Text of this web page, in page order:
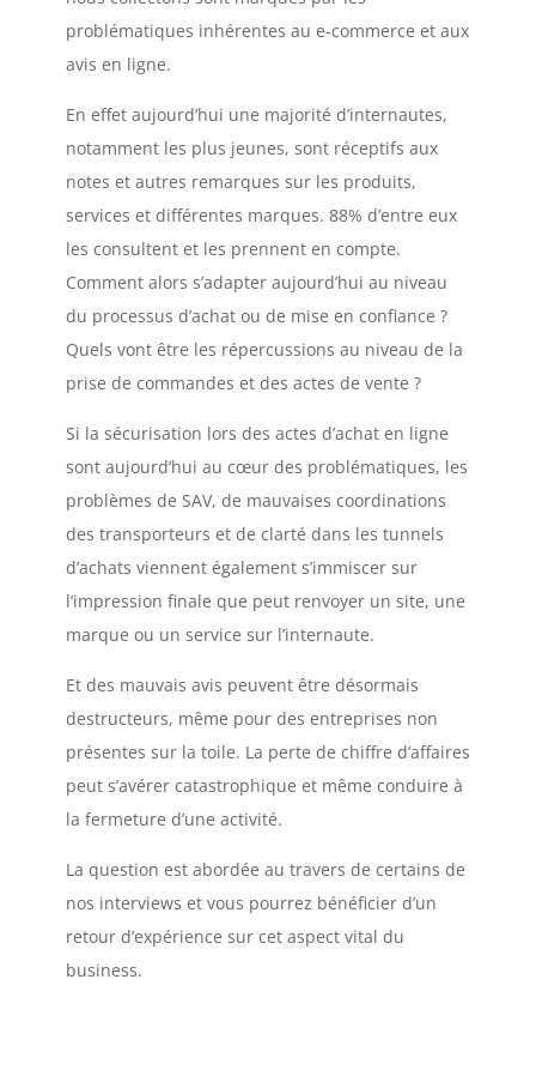
problématiques inhérentes au e-commerce et aux
avis en ligne.
En effet aujourd’hui une majorité d’internautes,
notamment les plus jeunes, sont réceptifs aux
notes et autres remarques sur les produits,
services et différentes marques. 88% d’entre eux
les consultent et les prennent en compte.
Comment alors s’adapter aujourd’hui au niveau
du processus d’achat ou de mise en confiance ?
Quels vont être les répercussions au niveau de la
prise de commandes et des actes de vente ?
Si la sécurisation lors des actes d’achat en ligne
sont aujourd’hui au cœur des problématiques, les
problèmes de SAV, de mauvaises coordinations
des transporteurs et de clarté dans les tunnels
d’achats viennent également s’immiscer sur
l’impression finale que peut renvoyer un site, une
marque ou un service sur l’internaute.
Et des mauvais avis peuvent être désormais
destructeurs, même pour des entreprises non
présentes sur la toile. La perte de chiffre d’affaires
peut s’avérer catastrophique et même conduire à
la fermeture d’une activité.
La question est abordée au travers de certains de
nos interviews et vous pourrez bénéficier d’un
retour d’expérience sur cet aspect vital du
business.